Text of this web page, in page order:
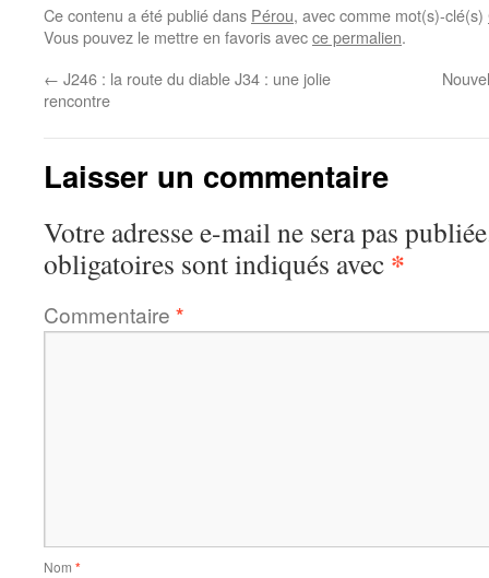
Ce contenu a été publié dans Pérou, avec comme mot(s)-clé(s)
Vous pouvez le mettre en favoris avecce permalien.
← J246 : la route du diable J34 : une jolie
rencontre
Laisser un commentaire
Votre adresse e-mail ne sera pas
obligatoires sont indiqués avec *
Commentaire *
Nom *